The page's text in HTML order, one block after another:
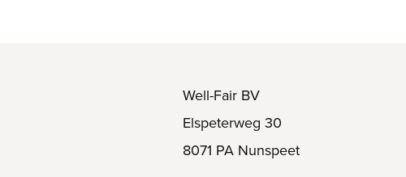
Well-Fair BV
Elspeterweg 30
8071 PA Nunspeet